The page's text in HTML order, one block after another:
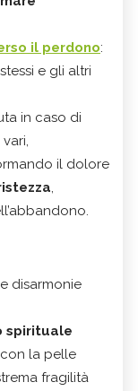
il perdono:
e gli altri
in caso di
il dolore
,
disarmonie
spirituale
la pelle
fragilità